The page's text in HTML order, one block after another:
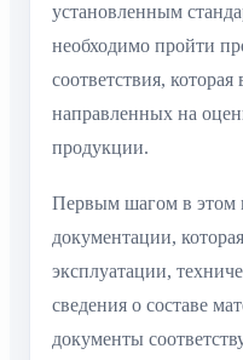
установленным
необходимо пройти
соответствия,
направленных на
продукции.
Первым шагом в этом
документации,
эксплуатации,
сведения о составе
документы